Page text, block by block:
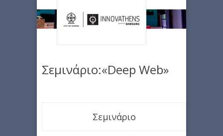
Σεμινάριο:«Deep Web»
Σεμινάριο